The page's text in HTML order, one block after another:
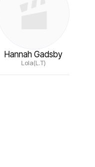
Hannah Gadsby
Lola(L.T)